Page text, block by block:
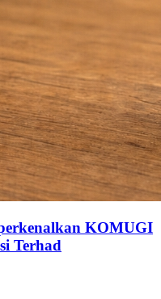
KOMUGI
Terhad